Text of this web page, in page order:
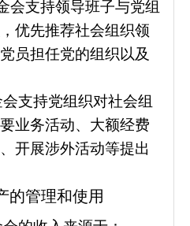
会支持领导班子与党组
优先推荐社会组织领
员担任党的组织以及
支持党组织对社会组
业务活动、大额经费
开展涉外活动等提出
的管理和使用